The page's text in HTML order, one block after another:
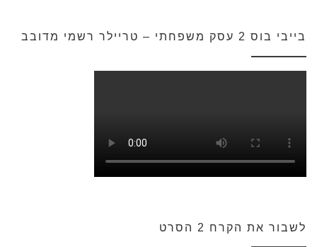
בייבי בוס 2 עסק משפחתי – טריילר רשמי מדובב
לשבור את הקרח 2 הסרט